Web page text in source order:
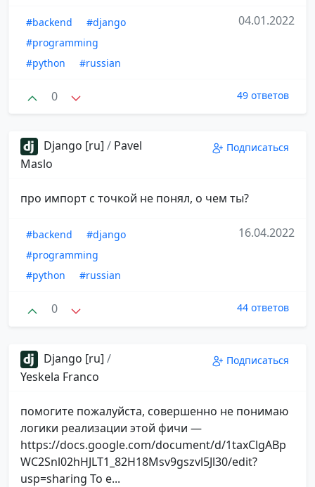
#backend
#django
#programming
#python
#russian
04.01.2022
0 49 ответов
Django [ru] / Pavel
Maslo
Подписаться
про импорт с точкой не понял, о чем ты?
#backend
#django
#programming
#python
#russian
16.04.2022
0 44 ответов
Django [ru] /
Yeskela Franco
Подписаться
помогите пожалуйста, совершенно не понимаю
логики реализации этой фичи —
https://docs.google.com/document/d/1taxClgABp
WC2Snl02hHJLT1_82H18Msv9gszvl5Jl30/edit?
usp=sharing То е...